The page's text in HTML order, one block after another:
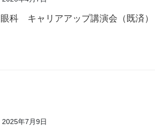
眼科 キャリアアップ講演会（既済）
2025年7月9日